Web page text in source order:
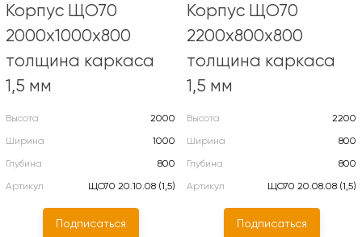
Корпус ЩО70
2000х1000х800
толщина каркаса
1,5 мм
Высота
2000
Ширина
1000
Глубина
800
Артикул
ЩО70 20.10.08 (1,5)
Подписаться
Корпус ЩО70
2200х800х800
толщина каркаса
1,5 мм
Высота
2200
Ширина
800
Глубина
800
Артикул
ЩО70 20.08.08 (1,5)
Подписаться